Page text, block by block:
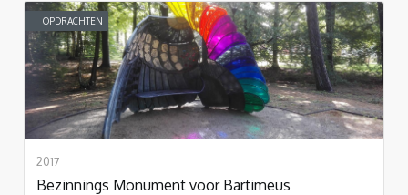
OPDRACHTEN
2017
Bezinnings Monument voor Bartimeus